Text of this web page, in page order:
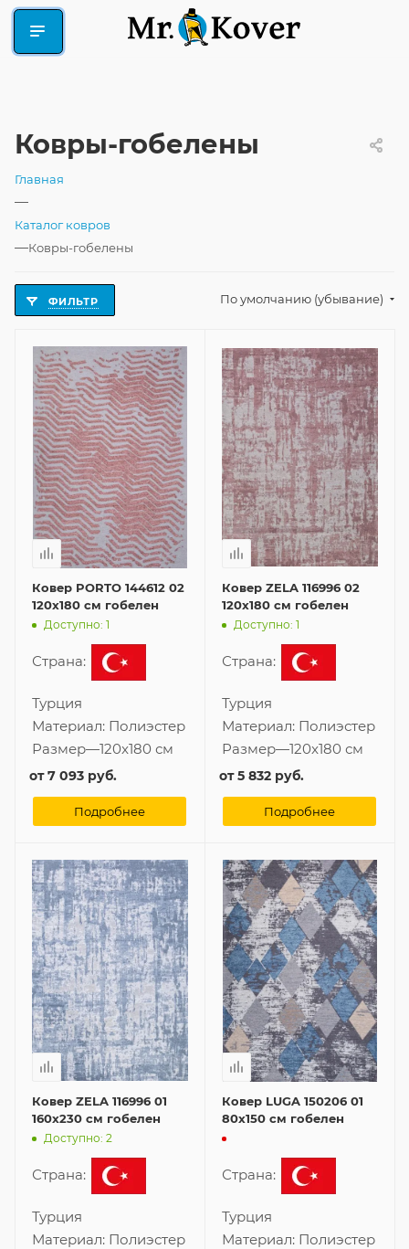
Ковры-гобелены
Главная
—
Каталог ковров
—Ковры-гобелены
ФИЛЬТР По умолчанию (убывание)
Ковер PORTO 144612 02
120x180 см гобелен
Доступно: 1
Страна:
Турция
Материал: Полиэстер
Размер—120x180 см
от7 093 руб.
Подробнее
Ковер ZELA 116996 02
120x180 см гобелен
Доступно: 1
Страна:
Турция
Материал: Полиэстер
Размер—120x180 см
от5 832 руб.
Подробнее
Ковер ZELA 116996 01
160x230 см гобелен
Доступно: 2
Страна:
Турция
Материал: Полиэстер
Ковер LUGA 150206 01
80x150 см гобелен
Страна:
Турция
Материал: Полиэстер